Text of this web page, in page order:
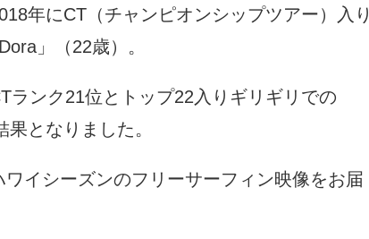
年にCT（チャンピオンシップツアー）入り
」（22歳）。
ランク21位とトップ22入りギリギリでの
となりました。
イシーズンのフリーサーフィン映像をお届